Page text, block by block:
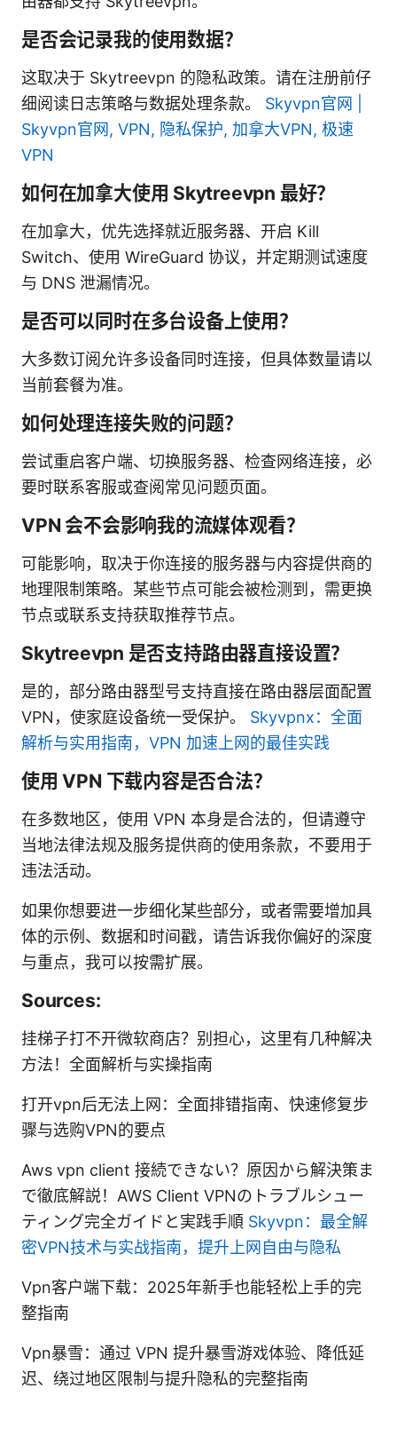
是否会记录我的使用数据？
这取决于 Skytreevpn 的隐私政策。请在注册前仔
细阅读日志策略与数据处理条款。 Skyvpn官网 |
Skyvpn官网, VPN, 隐私保护, 加拿大VPN, 极速
VPN
如何在加拿大使用 Skytreevpn 最好？
在加拿大，优先选择就近服务器、开启 Kill
Switch、使用 WireGuard 协议，并定期测试速度
与 DNS 泄漏情况。
是否可以同时在多台设备上使用？
大多数订阅允许多设备同时连接，但具体数量请以
当前套餐为准。
如何处理连接失败的问题？
尝试重启客户端、切换服务器、检查网络连接，必
要时联系客服或查阅常见问题页面。
VPN 会不会影响我的流媒体观看？
可能影响，取决于你连接的服务器与内容提供商的
地理限制策略。某些节点可能会被检测到，需更换
节点或联系支持获取推荐节点。
Skytreevpn 是否支持路由器直接设置？
是的，部分路由器型号支持直接在路由器层面配置
VPN，使家庭设备统一受保护。 Skyvpnx：全面
解析与实用指南，VPN 加速上网的最佳实践
使用 VPN 下载内容是否合法？
在多数地区，使用 VPN 本身是合法的，但请遵守
当地法律法规及服务提供商的使用条款，不要用于
违法活动。
如果你想要进一步细化某些部分，或者需要增加具
体的示例、数据和时间戳，请告诉我你偏好的深度
与重点，我可以按需扩展。
Sources:
挂梯子打不开微软商店？别担心，这里有几种解决
方法！全面解析与实操指南
打开vpn后无法上网：全面排错指南、快速修复步
骤与选购VPN的要点
Aws vpn client 接続できない？原因から解決策ま
で徹底解説！AWS Client VPNのトラブルシュー
ティング完全ガイドと実践手順 Skyvpn：最全解
密VPN技术与实战指南，提升上网自由与隐私
Vpn客户端下载：2025年新手也能轻松上手的完
整指南
Vpn暴雪：通过 VPN 提升暴雪游戏体验、降低延
迟、绕过地区限制与提升隐私的完整指南